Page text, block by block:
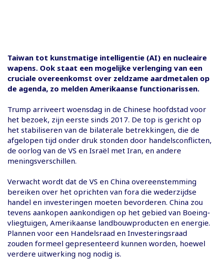
Taiwan tot kunstmatige intelligentie (AI) en nucleaire
wapens. Ook staat een mogelijke verlenging van een
cruciale overeenkomst over zeldzame aardmetalen op
de agenda, zo melden Amerikaanse functionarissen.
Trump arriveert woensdag in de Chinese hoofdstad voor
het bezoek, zijn eerste sinds 2017. De top is gericht op
het stabiliseren van de bilaterale betrekkingen, die de
afgelopen tijd onder druk stonden door handelsconflicten,
de oorlog van de VS en Israël met Iran, en andere
meningsverschillen.
Verwacht wordt dat de VS en China overeenstemming
bereiken over het oprichten van fora die wederzijdse
handel en investeringen moeten bevorderen. China zou
tevens aankopen aankondigen op het gebied van Boeing-
vliegtuigen, Amerikaanse landbouwproducten en energie.
Plannen voor een Handelsraad en Investeringsraad
zouden formeel gepresenteerd kunnen worden, hoewel
verdere uitwerking nog nodig is.